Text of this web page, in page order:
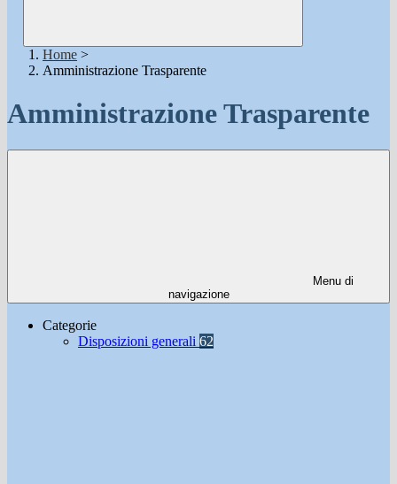
Home >
Amministrazione Trasparente
Amministrazione Trasparente
Menu di
navigazione
Categorie
Disposizioni generali 62